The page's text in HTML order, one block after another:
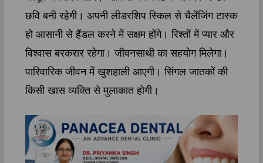
छवि बनी रहेगी। अपनी लीडरशिप स्किल से चैलेंजिंग टास्क
हो आसानी से हैंडल करने में सक्षम होंगे। रिश्तों में प्यार और
विश्वास बरकरार रहेगा। जीवनसाथी का सहयोग मिलेगा।
पारिवारिक जीवन में खुशहाली आएगी। सिंगल जातकों की
किसी खास व्यक्ति से मुलाकात होगी।